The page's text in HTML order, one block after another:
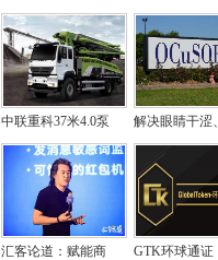
中联重科37米4.0泵 解决眼睛干涩
汇客论道：赋能商 GTK环球通证